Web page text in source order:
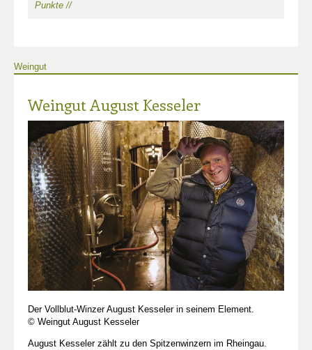
Punkte //
Weingut
Weingut August Kesseler
Der Vollblut-Winzer August Kesseler in seinem Element.
© Weingut August Kesseler
August Kesseler zählt zu den Spitzenwinzern im Rheingau.